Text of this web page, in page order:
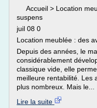
Accueil > Location
suspens
juil 08 0
Location meublée : des
Depuis des années, le
considérablement
classique vide, elle
meilleure rentabilité. Les
plus nombreux. Mais le...
Lire la suite